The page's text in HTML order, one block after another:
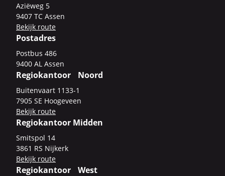
Azi­ë­weg 5
9407 TC Assen
Be­kijk route
Postadres
Post­bus 486
9400 AL Assen
Regiokantoor Noord
Bui­ten­vaart 1133-​1
7905 SE Hoo­ge­veen
Be­kijk route
Regiokantoor Midden
Smits­pol 14
3861 RS Nij­kerk
Be­kijk route
Regiokantoor West